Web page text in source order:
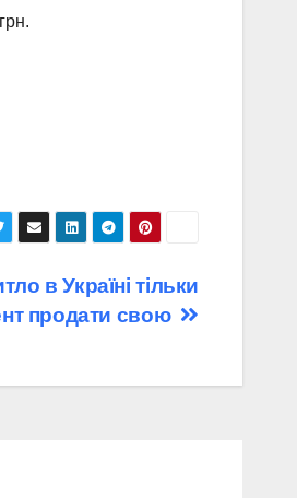
в Україні тільки
продати свою